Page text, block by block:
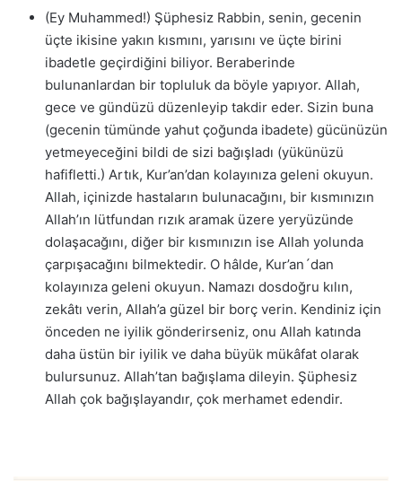
(Ey Muhammed!) Şüphesiz Rabbin, senin, gecenin
üçte ikisine yakın kısmını, yarısını ve üçte birini
ibadetle geçirdiğini biliyor. Beraberinde
bulunanlardan bir topluluk da böyle yapıyor. Allah,
gece ve gündüzü düzenleyip takdir eder. Sizin buna
(gecenin tümünde yahut çoğunda ibadete) gücünüzün
yetmeyeceğini bildi de sizi bağışladı (yükünüzü
hafifletti.) Artık, Kur’an’dan kolayınıza geleni okuyun.
Allah, içinizde hastaların bulunacağını, bir kısmınızın
Allah’ın lütfundan rızık aramak üzere yeryüzünde
dolaşacağını, diğer bir kısmınızın ise Allah yolunda
çarpışacağını bilmektedir. O hâlde, Kur’an´dan
kolayınıza geleni okuyun. Namazı dosdoğru kılın,
zekâtı verin, Allah’a güzel bir borç verin. Kendiniz için
önceden ne iyilik gönderirseniz, onu Allah katında
daha üstün bir iyilik ve daha büyük mükâfat olarak
bulursunuz. Allah’tan bağışlama dileyin. Şüphesiz
Allah çok bağışlayandır, çok merhamet edendir.